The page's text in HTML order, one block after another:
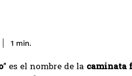
1 min.
” es el nombre de la caminata